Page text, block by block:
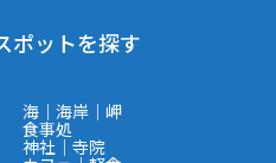
ポットを探す
海｜海岸｜岬
食事処
神社｜寺院